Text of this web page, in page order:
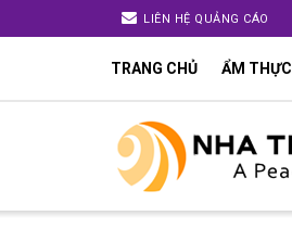
LIÊN HỆ QUẢNG CÁO
TRANG CHỦ ẨM THỰC